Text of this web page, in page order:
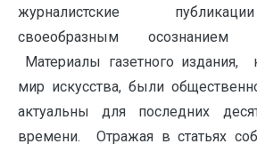
журналистские
своеобразным осознанием
Материалы газетного издания,
мир искусства, были
актуальны для последних
времени. Отражая в статьях